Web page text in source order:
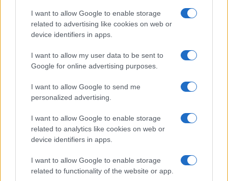
I want to allow Google to enable storage
related to advertising like cookies on web or
device identifiers in apps.
I want to allow my user data to be sent to
Google for online advertising purposes.
I want to allow Google to send me
personalized advertising.
I want to allow Google to enable storage
related to analytics like cookies on web or
device identifiers in apps.
I want to allow Google to enable storage
related to functionality of the website or app.
FILM
Frasi dei film
Frasi film più lette
Incipit dei film
Film più cercati
Frasi sul cinema
SERVIZI
Mappa del sito
Cookie Policy
Frasi suddivise per tema